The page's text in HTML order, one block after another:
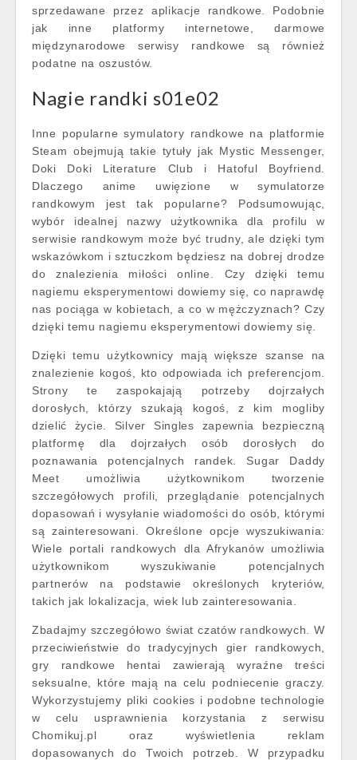
sprzedawane przez aplikacje randkowe. Podobnie
jak inne platformy internetowe, darmowe
międzynarodowe serwisy randkowe są również
podatne na oszustów.
Nagie randki s01e02
Inne popularne symulatory randkowe na platformie
Steam obejmują takie tytuły jak Mystic Messenger,
Doki Doki Literature Club i Hatoful Boyfriend.
Dlaczego anime uwięzione w symulatorze
randkowym jest tak popularne? Podsumowując,
wybór idealnej nazwy użytkownika dla profilu w
serwisie randkowym może być trudny, ale dzięki tym
wskazówkom i sztuczkom będziesz na dobrej drodze
do znalezienia miłości online. Czy dzięki temu
nagiemu eksperymentowi dowiemy się, co naprawdę
nas pociąga w kobietach, a co w mężczyznach? Czy
dzięki temu nagiemu eksperymentowi dowiemy się.
Dzięki temu użytkownicy mają większe szanse na
znalezienie kogoś, kto odpowiada ich preferencjom.
Strony te zaspokajają potrzeby dojrzałych
dorosłych, którzy szukają kogoś, z kim mogliby
dzielić życie. Silver Singles zapewnia bezpieczną
platformę dla dojrzałych osób dorosłych do
poznawania potencjalnych randek. Sugar Daddy
Meet umożliwia użytkownikom tworzenie
szczegółowych profili, przeglądanie potencjalnych
dopasowań i wysyłanie wiadomości do osób, którymi
są zainteresowani. Określone opcje wyszukiwania:
Wiele portali randkowych dla Afrykanów umożliwia
użytkownikom wyszukiwanie potencjalnych
partnerów na podstawie określonych kryteriów,
takich jak lokalizacja, wiek lub zainteresowania.
Zbadajmy szczegółowo świat czatów randkowych. W
przeciwieństwie do tradycyjnych gier randkowych,
gry randkowe hentai zawierają wyraźne treści
seksualne, które mają na celu podniecenie graczy.
Wykorzystujemy pliki cookies i podobne technologie
w celu usprawnienia korzystania z serwisu
Chomikuj.pl oraz wyświetlenia reklam
dopasowanych do Twoich potrzeb. W przypadku